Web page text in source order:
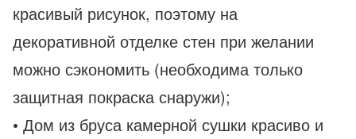
красивый рисунок, поэтому на
декоративной отделке стен при желании
можно сэкономить (необходима только
защитная покраска снаружи);
• Дом из бруса камерной сушки красиво и